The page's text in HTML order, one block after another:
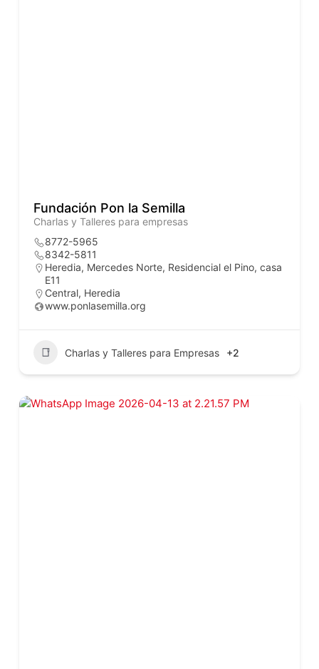
Fundación Pon la Semilla
Charlas y Talleres para empresas
8772-5965
8342-5811
Heredia, Mercedes Norte, Residencial el Pino, casa
E11
Central, Heredia
www.ponlasemilla.org
Charlas y Talleres para Empresas +2